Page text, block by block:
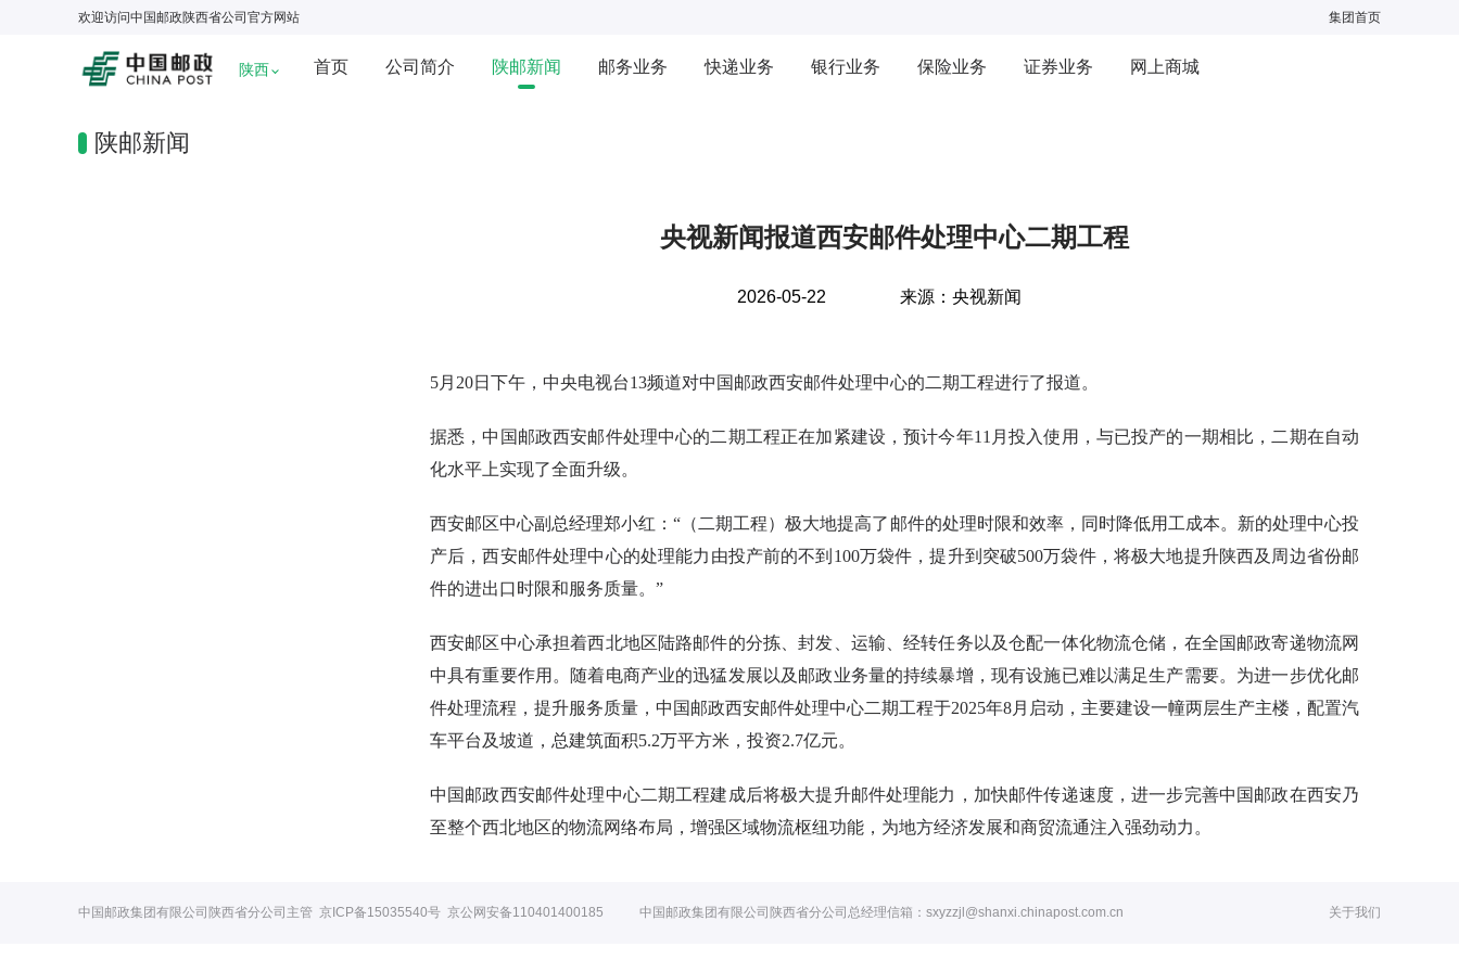
欢迎访问中国邮政陕西省公司 官方网站 集团首页
陕西 首页 公司简介 陕邮新闻 邮务业务 快递业务 银行业务 保险业务 证券业务 网上商城
陕邮新闻
央视新闻报道西安邮件处理中心二期工程
2026-05-22 来源：央视新闻
5月20日 下午，中央电视台13频道对中国邮政西安邮件处理中心的二期工程进行了报道。
据悉，中国邮政西安邮件处理中心的二期工程正在加紧建设，预计今年11月投入使用，与已投产的一期相比，二期在自动
化水平上实现了全面升级。
西安邮区中心副总经理郑小红：“（二期工程）极大地提高了邮件的处理时限和效率，同时降低用工成本。新的处理中心投
产后，西安邮件处理中心的处理能力由投产前的不到100万袋件，提升到突破500万袋件，将极大地提升陕西及周边省份邮
件的进出口时限和服务质量。”
西安邮区中心承担着西北地区陆路邮件的分拣、封发、运输、经转任务以及仓配一体化物流仓储，在全国邮政寄递物流网
中具有重要作用。随着电商产业的迅猛发展以及邮政业务量的持续暴增，现有设施已难以满足生产需要。为进一步优化邮
件处理流程，提升服务质量，中国邮政西安邮件处理中心二期工程于2025年8月启动，主要建设一幢两层生产主楼，配置汽
车平台及坡道，总建筑面积5.2万平方米，投资2.7亿元。
中国邮政西安邮件处理中心二期工程建成后将极大提升邮件处理能力，加快邮件传递速度，进一步完善中国邮政在西安乃
至整个西北地区的物流网络布局，增强区域物流枢纽功能，为地方经济发展和商贸流通注入强劲动力。
中国邮政集团有限公司陕西省分公司主管 京ICP备15035540号 京公网安备110401400185 中国邮政集团有限公司陕西省分公司总经理信箱：sxyzzjl@shanxi.chinapost.com.cn 关于我们